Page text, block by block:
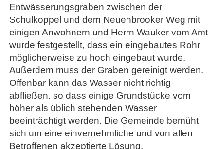
Entwässerungsgraben zwischen der
Schulkoppel und dem Neuenbrooker Weg mit
einigen Anwohnern und Herrn Wauker vom Amt
wurde festgestellt, dass ein eingebautes Rohr
möglicherweise zu hoch eingebaut wurde.
Außerdem muss der Graben gereinigt werden.
Offenbar kann das Wasser nicht richtig
abfließen, so dass einige Grundstücke vom
höher als üblich stehenden Wasser
beeinträchtigt werden. Die Gemeinde bemüht
sich um eine einvernehmliche und von allen
Betroffenen akzeptierte Lösung.